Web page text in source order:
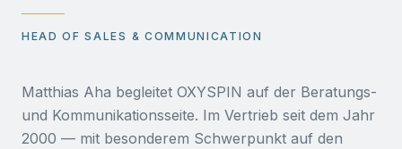
HEAD OF SALES & COMMUNICATION
Matthias Aha begleitet OXYSPIN auf der Beratungs-
und Kommunikationsseite. Im Vertrieb seit dem Jahr
2000 — mit besonderem Schwerpunkt auf den